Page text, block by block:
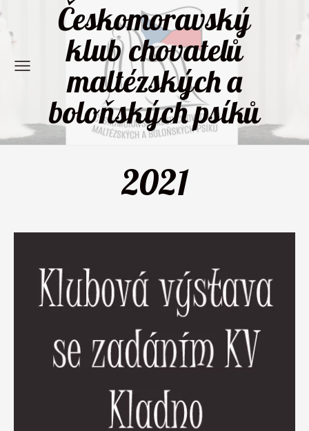
Českomoravský
klub chovatelů
maltézských a
boloňských psíků
2021